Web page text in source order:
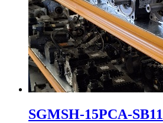
SGMSH-15PCA-SB11